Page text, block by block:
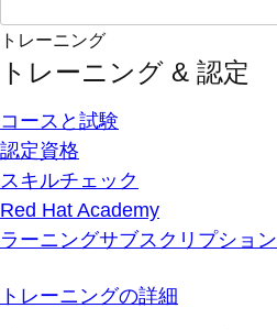
トレーニング
トレーニング & 認定
コースと試験
認定資格
スキルチェック
Red Hat Academy
ラーニングサブスクリプション
トレーニングの詳細